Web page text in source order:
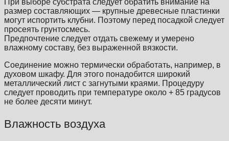
размер составляющих — крупные древесные пластинки
могут испортить клубни. Поэтому перед посадкой следует
просеять грунтосмесь.
Предпочтение следует отдать свежему и умерено
влажному составу, без выраженной вязкости.
Соединение можно термически обработать, например, в
духовом шкафу. Для этого понадобится широкий
металлический лист с загнутыми краями. Процедуру
следует проводить при температуре около + 85 градусов
не более десяти минут.
Влажность воздуха